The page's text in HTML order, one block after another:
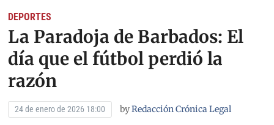
DEPORTES
La Paradoja de Barbados: El
día que el fútbol perdió la
razón
24 de enero de 2026 18:00 byRedacción Crónica Legal